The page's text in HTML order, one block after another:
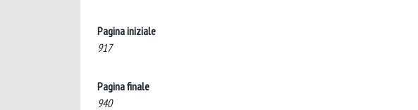
Pagina iniziale
917
Pagina finale
940